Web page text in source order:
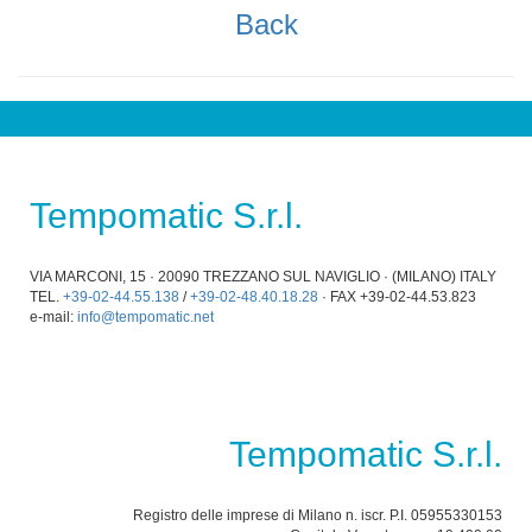
Back
Tempomatic S.r.l.
VIA MARCONI, 15 · 20090 TREZZANO SUL NAVIGLIO · (MILANO) ITALY
TEL. +39-02-44.55.138 /+39-02-48.40.18.28 · FAX +39-02-44.53.823
e-mail: info@tempomatic.net
Tempomatic S.r.l.
Registro delle imprese di Milano n. iscr. P.I. 05955330153